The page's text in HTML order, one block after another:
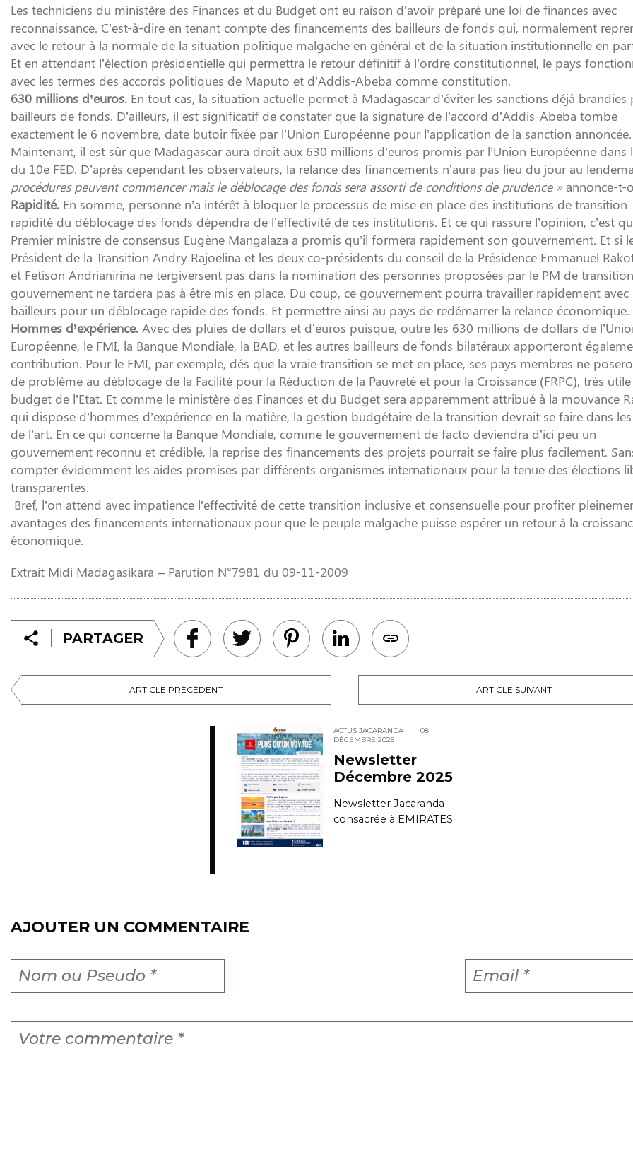
ARTICLE PRÉCÉDENT ARTICLE SUIVANT
ACTUS JACARANDA
08
DÉCEMBRE 2025
Newsletter
Décembre 2025
Newsletter Jacaranda
consacrée à EMIRATES
Les techniciens du ministère des Finances et du Budget ont eu raison d’avoir préparé une loi de finances avec
reconnaissance. C’est-à-dire en tenant compte des financements des bailleurs de fonds qui, normalement
avec le retour à la normale de la situation politique malgache en général et de la situation institutionnelle en
Et en attendant l’élection présidentielle qui permettra le retour définitif à l’ordre constitutionnel, le pays
avec les termes des accords politiques de Maputo et d’Addis-Abeba comme constitution.
630 millions d’euros. En tout cas, la situation actuelle permet à Madagascar d’éviter les sanctions déjà brandies
bailleurs de fonds. D’ailleurs, il est significatif de constater que la signature de l’accord d’Addis-Abeba tombe
exactement le 6 novembre, date butoir fixée par l’Union Européenne pour l’application de la sanction annoncée.
Maintenant, il est sûr que Madagascar aura droit aux 630 millions d’euros promis par l’Union Européenne dans
du 10e FED. D’après cependant les observateurs, la relance des financements n’aura pas lieu du jour au
procédures peuvent commencer mais le déblocage des fonds sera assorti de conditions de prudence » annonce-t-
Rapidité. En somme, personne n’a intérêt à bloquer le processus de mise en place des institutions de transition
rapidité du déblocage des fonds dépendra de l’effectivité de ces institutions. Et ce qui rassure l’opinion, c’est
Premier ministre de consensus Eugène Mangalaza a promis qu’il formera rapidement son gouvernement. Et si
Président de la Transition Andry Rajoelina et les deux co-présidents du conseil de la Présidence Emmanuel
et Fetison Andrianirina ne tergiversent pas dans la nomination des personnes proposées par le PM de
gouvernement ne tardera pas à être mis en place. Du coup, ce gouvernement pourra travailler rapidement avec
bailleurs pour un déblocage rapide des fonds. Et permettre ainsi au pays de redémarrer la relance économique.
Hommes d’expérience. Avec des pluies de dollars et d’euros puisque, outre les 630 millions de dollars de
Européenne, le FMI, la Banque Mondiale, la BAD, et les autres bailleurs de fonds bilatéraux apporteront
contribution. Pour le FMI, par exemple, dés que la vraie transition se met en place, ses pays membres ne
de problème au déblocage de la Facilité pour la Réduction de la Pauvreté et pour la Croissance (FRPC), très
budget de l’Etat. Et comme le ministère des Finances et du Budget sera apparemment attribué à la mouvance
qui dispose d’hommes d’expérience en la matière, la gestion budgétaire de la transition devrait se faire dans
de l’art. En ce qui concerne la Banque Mondiale, comme le gouvernement de facto deviendra d’ici peu un
gouvernement reconnu et crédible, la reprise des financements des projets pourrait se faire plus facilement.
compter évidemment les aides promises par différents organismes internationaux pour la tenue des élections
transparentes.
Bref, l’on attend avec impatience l’effectivité de cette transition inclusive et consensuelle pour profiter
avantages des financements internationaux pour que le peuple malgache puisse espérer un retour à la
économique.
Extrait Midi Madagasikara – Parution N°7981 du 09-11-2009
PARTAGER
AJOUTER UN COMMENTAIRE